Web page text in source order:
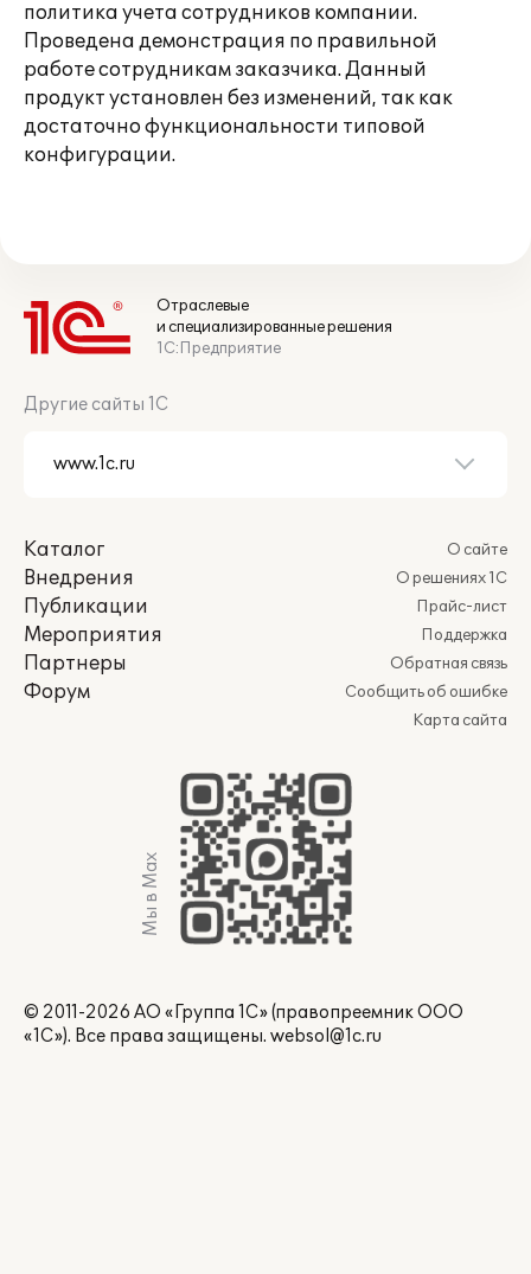
политика учета сотрудников компании.
Проведена демонстрация по правильной
работе сотрудникам заказчика. Данный
продукт установлен без изменений, так как
достаточно функциональности типовой
конфигурации.
Отраслевые
и специализированные решения
1С:Предприятие
Другие сайты 1С
Каталог
Внедрения
Публикации
Мероприятия
Партнеры
Форум
О сайте
О решениях 1С
Прайс-лист
Поддержка
Обратная связь
Сообщить об ошибке
Карта сайта
Мы в Max
© 2011-2026 АО «Группа 1С» (правопреемник ООО
«1С»). Все права защищены. websol@1c.ru